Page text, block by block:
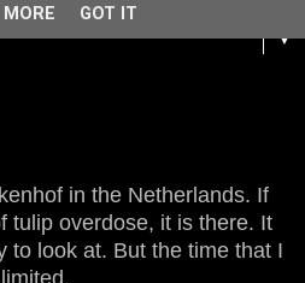
▼
in the Netherlands. If
tulip overdose, it is there. It
to look at. But the time that I
MORE GOT IT